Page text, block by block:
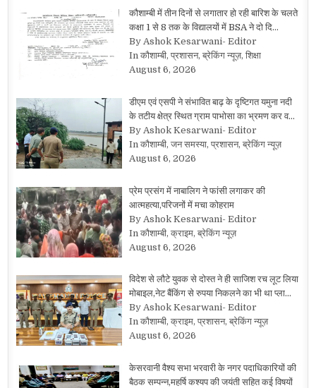
कौशाम्बी में तीन दिनों से लगातार हो रही बारिश के चलते
कक्षा 1 से 8 तक के विद्यालयों में BSA ने दो दि…
By Ashok Kesarwani- Editor
In कौशाम्बी, प्रशासन, ब्रेकिंग न्यूज़, शिक्षा
August 6, 2026
डीएम एवं एसपी ने संभावित बाढ़ के दृष्टिगत यमुना नदी
के तटीय क्षेत्र स्थित ग्राम पाभोसा का भ्रमण कर व…
By Ashok Kesarwani- Editor
In कौशाम्बी, जन समस्या, प्रशासन, ब्रेकिंग न्यूज़
August 6, 2026
प्रेम प्रसंग में नाबालिग ने फांसी लगाकर की
आत्महत्या,परिजनों में मचा कोहराम
By Ashok Kesarwani- Editor
In कौशाम्बी, क्राइम, ब्रेकिंग न्यूज़
August 6, 2026
विदेश से लौटे युवक से दोस्त ने ही साजिश रच लूट लिया
मोबाइल,नेट बैंकिंग से रुपया निकलने का भी था प्ला…
By Ashok Kesarwani- Editor
In कौशाम्बी, क्राइम, प्रशासन, ब्रेकिंग न्यूज़
August 6, 2026
केसरवानी वैश्य सभा भरवारी के नगर पदाधिकारियों की
बैठक सम्पन्न,महर्षि कश्यप की जयंती सहित कई विषयों